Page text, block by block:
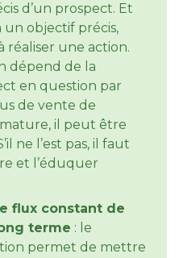
d’un prospect. Et
objectif précis,
réaliser une action.
dépend de la
en question par
de vente de
mature, il peut être
ne l’est pas, il faut
et l’éduquer
flux constant de
terme : le
permet de mettre